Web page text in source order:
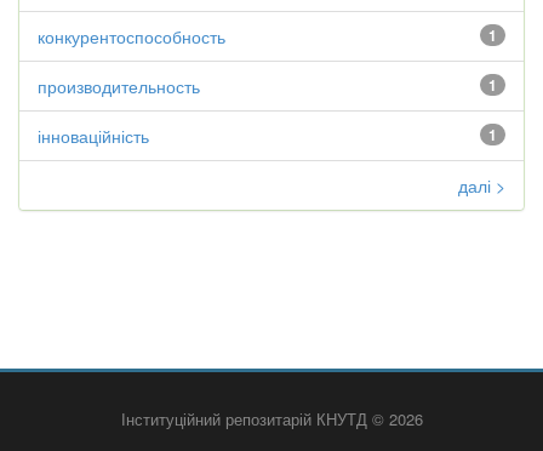
1
конкурентоспособность
1
производительность
1
інноваційність
далі >
Інституційний репозитарій КНУТД © 2026